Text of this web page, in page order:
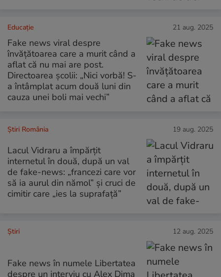
Educație 21 aug. 2025
Fake news viral despre
învățătoarea care a murit când a
aflat că nu mai are post.
Directoarea școlii: „Nici vorbă! S-
a întâmplat acum două luni din
cauza unei boli mai vechi”
Știri România 19 aug. 2025
Lacul Vidraru a împărțit
internetul în două, după un val
de fake-news: „francezi care vor
să ia aurul din nămol” și cruci de
cimitir care „ies la suprafață”
Ştiri 12 aug. 2025
Fake news în numele Libertatea
despre un interviu cu Alex Dima